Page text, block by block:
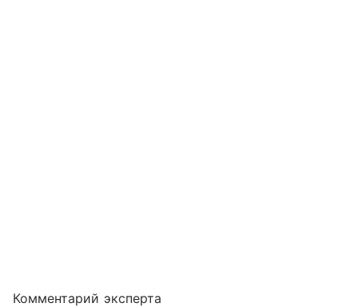
Комментарий эксперта